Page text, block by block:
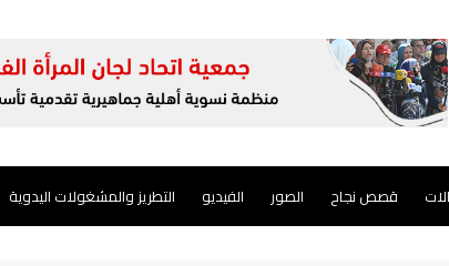
قصص نجاح الصور الفيديو التطريز والمشغولات اليدوية